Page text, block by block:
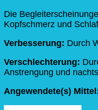
Die
Kopfschmerz und
Verbesserung: Durch
Verschlechterung:
Anstrengung und
Angewendete(s)